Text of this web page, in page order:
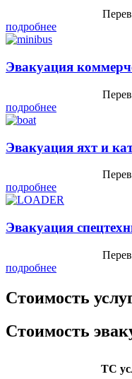
подробнее
Эвакуация
подробнее
Эвакуация яхт и
подробнее
Эвакуация
подробнее
Стоимость
Стоимость
ТС